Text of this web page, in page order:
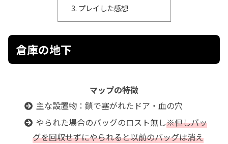
プレイした感想
倉庫の地下
マップの特徴
主な設置物：鎖で塞がれたドア・血の穴
やられた場合のバッグのロスト無し※但しバッ
グを回収せずにやられると以前のバッグは消え